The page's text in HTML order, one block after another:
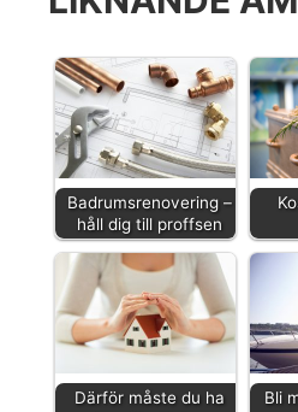
Badrumsrenovering –
håll dig till proffsen
Därför måste du ha
Bli